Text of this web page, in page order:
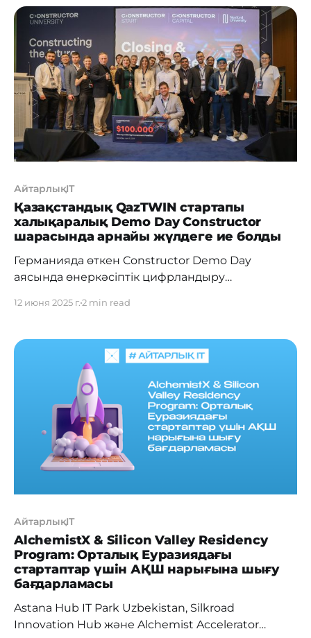
насчитывает более миллиарда активных
пользователей в месяц. Это независимая
технологическая платформа, ориентированная
на скорость, масштабируемость, стабильность и
защиту данных. Встроенные в Telegram веб-
приложения – Mini Apps – позволяют
АйтарлықIT
Қазақстандық QazTWIN стартапы
халықаралық Demo Day Constructor
шарасында арнайы жүлдеге ие болды
Германияда өткен Constructor Demo Day
аясында өнеркәсіптік цифрландыру
назарын Қазақстаннан шыққан QazTWIN
компаниясына тиесілі және көрермендер дауыс
беруі нәтижесінде арнайы жүлдеге ие болды —
Constructor University жанындағы Кәсіпкерлік
және инновациялар орталығының директоры
Дмитрий Куриннен 10 сағаттық менторлық
қолдау. QazTWIN — бұл өнеркәсіптік
нысандардың нақты
12 июня 2025 г.2 min read
АйтарлықIT
AlchemistX & Silicon Valley Residency
Program: Орталық Еуразиядағы
стартаптар үшін АҚШ нарығына шығу
бағдарламасы
Astana Hub IT Park Uzbekistan, Silkroad
Innovation Hub және Alchemist Accelerator